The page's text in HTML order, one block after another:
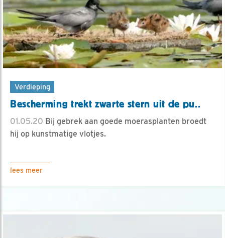
Verdieping
Bescherming trekt zwarte stern uit de pu..
01.05.20 Bij gebrek aan goede moerasplanten broedt
hij op kunstmatige vlotjes.
lees meer